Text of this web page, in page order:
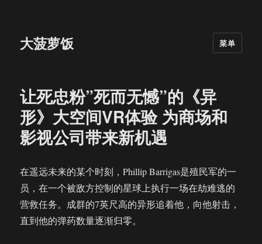
大菠萝饭 菜单
让死忠粉”死而无憾”的《异
形》大空间VR体验 为商场和
影视公司带来新机遇
在遥远未来的某个时刻，Phillip Barrigas是殖民军的一
员，在一个被敌方控制的星球上执行一场在劫难逃的
营救任务。成群的7英尺高的异形追着他，向他射击，
直到他的弹药数量逐渐归零。